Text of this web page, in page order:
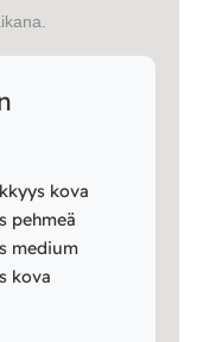
kova
pehmeä
medium
kova